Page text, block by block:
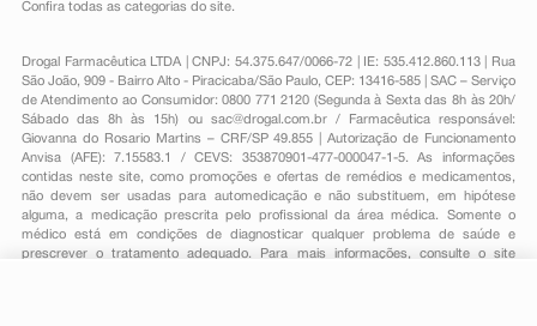
Confira todas as categorias do site.
Drogal Farmacêutica LTDA | CNPJ: 54.375.647/0066-72 | IE: 535.412.860.113 | Rua
São João, 909 - Bairro Alto - Piracicaba/São Paulo, CEP: 13416-585 | SAC – Serviço
de Atendimento ao Consumidor: 0800 771 2120 (Segunda à Sexta das 8h às 20h/
Sábado das 8h às 15h) ou sac@drogal.com.br/ Farmacêutica responsável:
Giovanna do Rosario Martins – CRF/SP 49.855 | Autorização de Funcionamento
Anvisa (AFE): 7.15583.1 / CEVS: 353870901-477-000047-1-5. As informações
contidas neste site, como promoções e ofertas de remédios e medicamentos,
não devem ser usadas para automedicação e não substituem, em hipótese
alguma, a medicação prescrita pelo profissional da área médica. Somente o
médico está em condições de diagnosticar qualquer problema de saúde e
prescrever o tratamento adequado. Para mais informações, consulte o site